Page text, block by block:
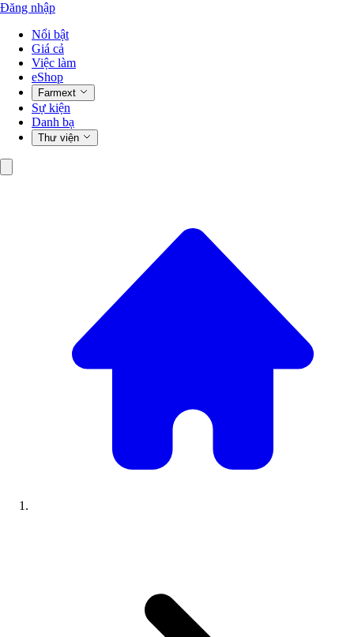
Đăng nhập
Nổi bật
Giá cả
Việc làm
eShop
Farmext
Sự kiện
Danh bạ
Thư viện